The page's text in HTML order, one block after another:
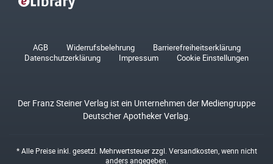
AGB Widerrufsbelehrung
Barrierefreiheitserklärung
Datenschutzerklärung
Impressum Cookie Einstellungen
Der Franz Steiner Verlag ist ein Unternehmen der Mediengruppe
Deutscher Apotheker Verlag.
* Alle Preise inkl. gesetzl. Mehrwertsteuer zzgl. Versandkosten , wenn nicht
anders angegeben.